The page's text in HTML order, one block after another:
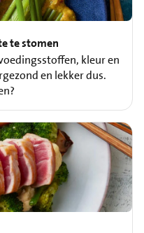
te stomen
kleur en
en lekker dus.